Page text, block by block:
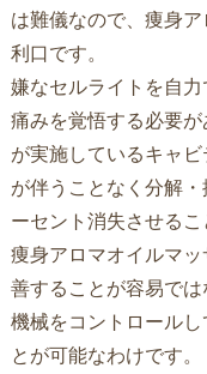
は難儀なので、痩身
利口です。
嫌なセルライトを自
痛みを覚悟する必要
が実施しているキャ
が伴うことなく分解
ーセント消失させるこ
痩身アロマオイルマ
善することが容易で
機械をコントロール
とが可能なわけです。